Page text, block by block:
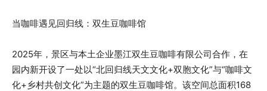
当咖啡遇见回归线：双生豆咖啡馆
2025年，景区与本土企业墨江双生豆咖啡有限公司合作，在
园内新开设了一处以“北回归线天文文化+双胞文化”与“咖啡文
化+乡村共创文化”为主题的双生豆咖啡馆。该空间总面积168